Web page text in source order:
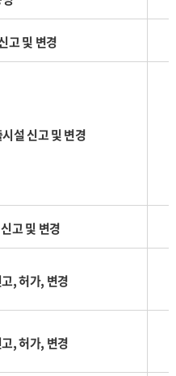
고 및 변경
설 신고 및 변경
고 및 변경
, 허가, 변경
, 허가, 변경